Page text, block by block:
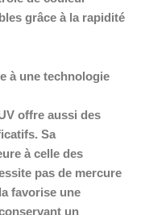
grâce à la rapidité
à une technologie
offre aussi des
Sa
à celle des
pas de mercure
favorise une
un